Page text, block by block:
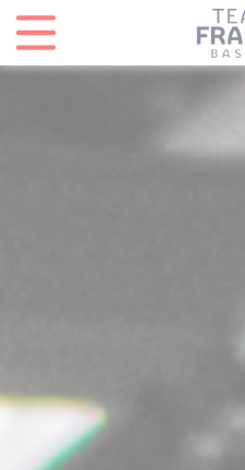
Panneau de gestion des cookies